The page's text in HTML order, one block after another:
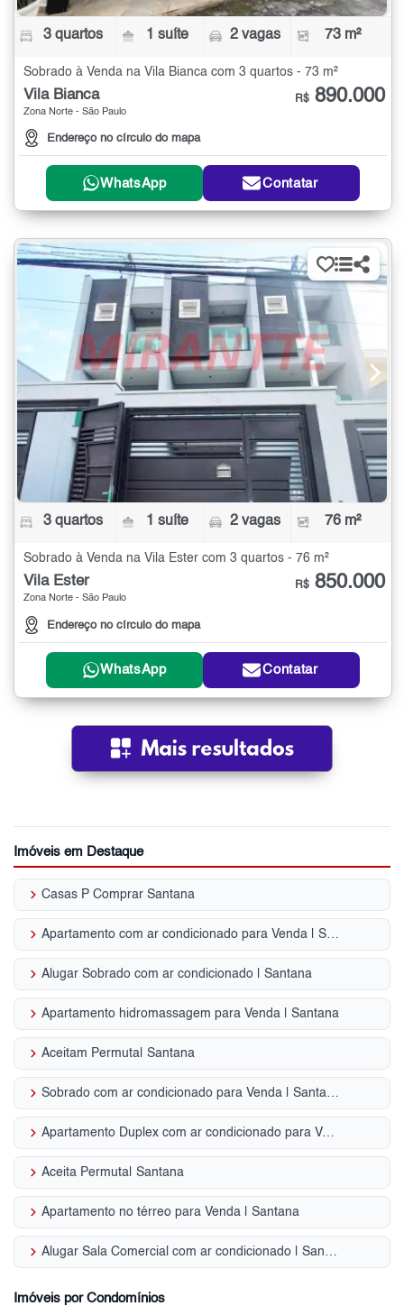
3 quartos 1 suíte 2 vagas 73 m²
Sobrado à Venda na Vila Bianca com 3 quartos - 73 m²
Vila Bianca
Zona Norte - São Paulo
Endereço no círculo do mapa
R$ 890.000
WhatsApp Contatar
3 quartos 1 suíte 2 vagas 76 m²
Sobrado à Venda na Vila Ester com 3 quartos - 76 m²
Vila Ester
Zona Norte - São Paulo
Endereço no círculo do mapa
R$ 850.000
WhatsApp Contatar
Imóveis em Destaque
keyboard_arrow_right Casas P Comprar Santana
keyboard_arrow_right Apartamento com ar condicionado para Venda | Santana
keyboard_arrow_right Alugar Sobrado com ar condicionado | Santana
keyboard_arrow_right Apartamento hidromassagem para Venda | Santana
keyboard_arrow_right Aceitam Permuta| Santana
keyboard_arrow_right Sobrado com ar condicionado para Venda | Santana
keyboard_arrow_right Apartamento Duplex com ar condicionado para Venda | Santana
keyboard_arrow_right Aceita Permuta| Santana
keyboard_arrow_right Apartamento no térreo para Venda | Santana
keyboard_arrow_right Alugar Sala Comercial com ar condicionado | Santana
Imóveis por Condomínios